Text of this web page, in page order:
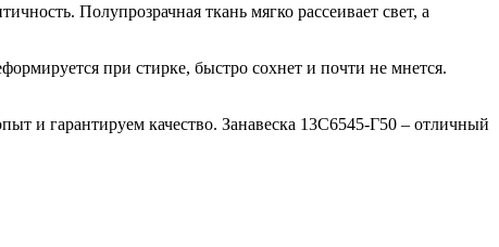
Полупрозрачная ткань мягко рассеивает свет, а
при стирке, быстро сохнет и почти не мнется.
и гарантируем качество. Занавеска 13С6545-Г50 – отличный